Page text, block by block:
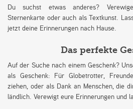
Du suchst etwas anderes?
Sternenkarte oder auch als Textkunst.
jetzt deine Erinnerungen nach Hause.
Das perfekte
Auf der Suche nach einem Geschenk?
als Geschenk: Für Globetrotter,
ziehen, oder als Dank an Menschen, die
ländlich. Verewigt eure Erinnerungen und